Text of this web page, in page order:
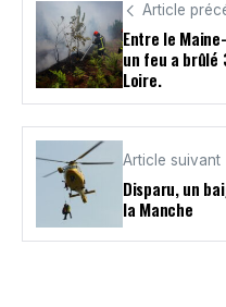
Article
Entre le
un feu a brûlé
Loire.
Article suivant
Disparu, un
la Manche